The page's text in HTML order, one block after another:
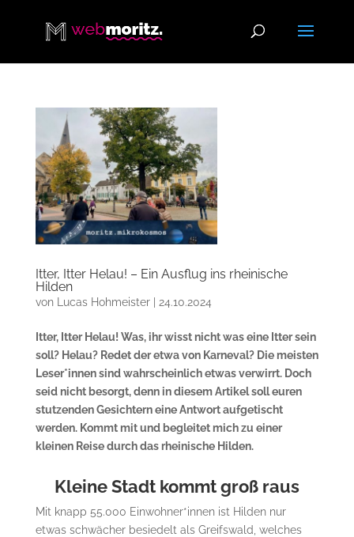
Itter, Itter Helau! – Ein Ausflug ins rheinische
Hilden
von Lucas Hohmeister| 24.10.2024
Itter, Itter Helau! Was, ihr wisst nicht was eine Itter sein
soll? Helau? Redet der etwa von Karneval? Die meisten
Leser*innen sind wahrscheinlich etwas verwirrt. Doch
seid nicht besorgt, denn in diesem Artikel soll euren
stutzenden Gesichtern eine Antwort aufgetischt
werden. Kommt mit und begleitet mich zu einer
kleinen Reise durch das rheinische Hilden.
Kleine Stadt kommt groß raus
Mit knapp 55.000 Einwohner*innen ist Hilden nur
etwas schwächer besiedelt als Greifswald, welches